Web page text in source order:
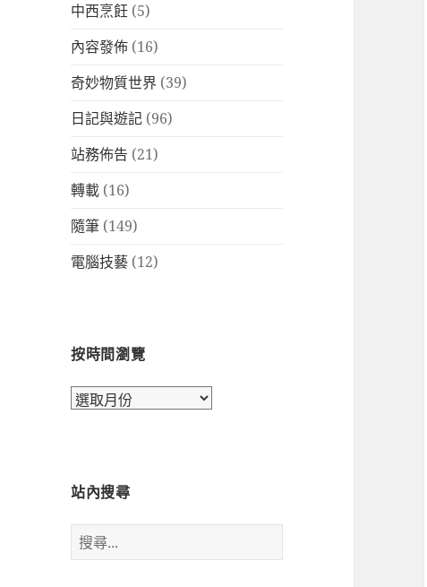
中西烹飪 (5)
內容發佈 (16)
奇妙物質世界 (39)
日記與遊記 (96)
站務佈告 (21)
轉載 (16)
隨筆 (149)
電腦技藝 (12)
按時間瀏覽
按
覽
站內搜尋
搜
尋